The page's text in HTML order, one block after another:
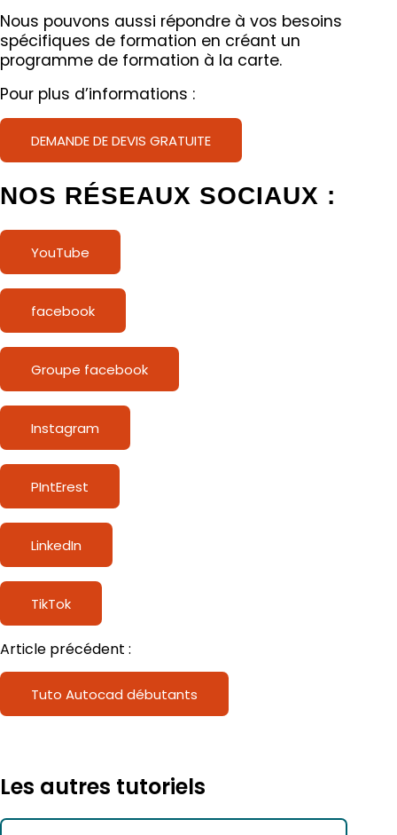
Nous pouvons aussi répondre à vos besoins
spécifiques de formation en créant un
programme de formation à la carte.
Pour plus d’informations :
DEMANDE DE DEVIS GRATUITE
NOS RÉSEAUX SOCIAUX :
YouTube
facebook
Groupe facebook
Instagram
PIntErest
LinkedIn
TikTok
Article précédent :
Tuto Autocad débutants
Les autres tutoriels